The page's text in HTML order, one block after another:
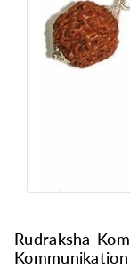
Rudraksha-